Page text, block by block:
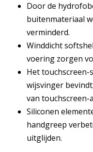
Door de
buitenmateriaal
verminderd.
Winddicht
voering zorgen
Het touchscreen-
wijsvinger
van
Siliconen
handgreep
uitglijden.